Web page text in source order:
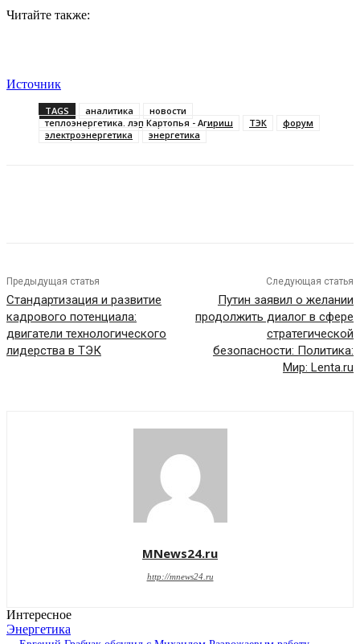
Читайте также:
Источник
TAGS аналитика
новости
теплоэнергетика. лэп Картопья - Агириш
ТЭК
форум
электроэнергетика
энергетика
Предыдущая статья
Стандартизация и развитие
кадрового потенциала:
двигатели технологического
лидерства в ТЭК
Следующая статья
Путин заявил о желании
продолжить диалог в сфере
стратегической
безопасности: Политика:
Мир: Lenta.ru
MNews24.ru
http://mnews24.ru
Интересное
Энергетика